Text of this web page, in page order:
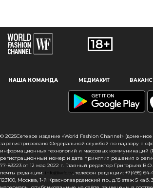
Наш сайт использует файлы cookie и
пользователям, предоставляя
информацию, запоминая предпочтения в
сайта, вы подтверждаете свое согласие на
файлов cookie в соответствии с
в отношении данного типа файлов. Если вы
с тем, чтобы мы использовали данный тип
то вы должны соответствующим образом
настройки вашего браузера или не
НАША КОМАНДА МЕДИАКИТ
© 2025Сетевое издание «World Fashion Channel» (доменное
зарегистрировано Федеральной службой по надзору в
информационных технологий и массовых коммуникаций
регистрационный номер и дата принятия решения о
77-83223 от 12 мая 2022 г. Главный редактор Григорьев
почты редакции: info@wfc.tv, телефон редакции: +7(495)
123100, Москва, 1-й Красногвардейский пр., д.15 этаж 5